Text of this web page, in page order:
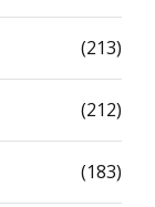
(213)
(212)
(183)